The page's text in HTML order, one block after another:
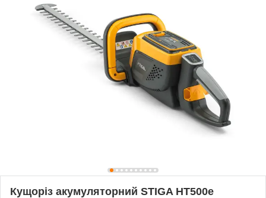
Кущоріз акумуляторний STIGA HT500e